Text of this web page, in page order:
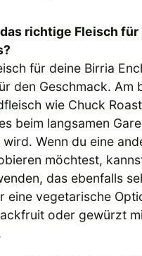
richtige Fleisch für
für deine Birria
den Geschmack. Am
wie Chuck
beim langsamen
Wenn du eine
möchtest,
das ebenfalls
eine vegetarische
oder gewürzt